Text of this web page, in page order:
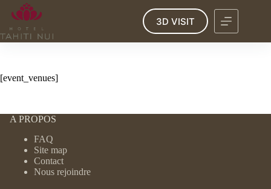
Passer
contenu
3D VISIT
[event_venues]
A PROPOS
FAQ
Site map
Contact
Nous rejoindre